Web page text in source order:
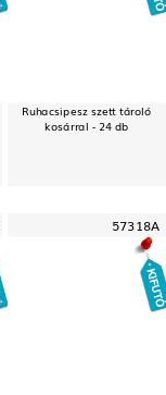
Ruhacsipesz szett tároló
kosárral - 24 db
57318A